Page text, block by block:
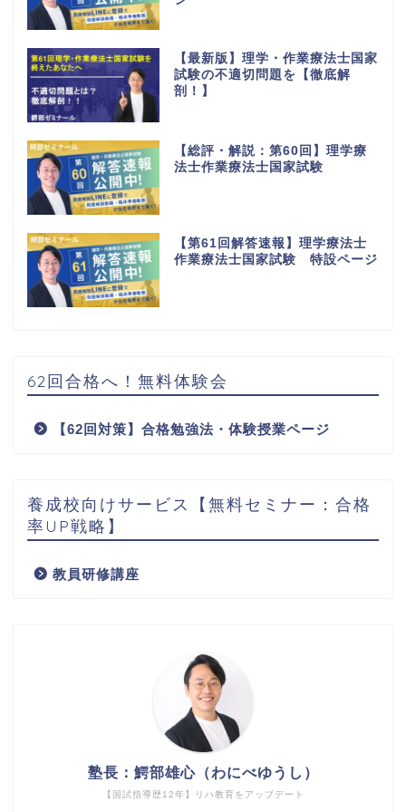
【最新版】理学・作業療法士国家
試験の不適切問題を【徹底解
剖！】
【総評・解説：第60回】理学療
法士作業療法士国家試験
【第61回解答速報】理学療法士
作業療法士国家試験 特設ページ
62回合格へ！無料体験会
【62回対策】合格勉強法・体験授業ページ
養成校向けサービス【無料セミナー：合格
率UP戦略】
教員研修講座
【国試指導歴12年】リハ教育をアップデート
塾長：鰐部雄心（わにべゆうし）